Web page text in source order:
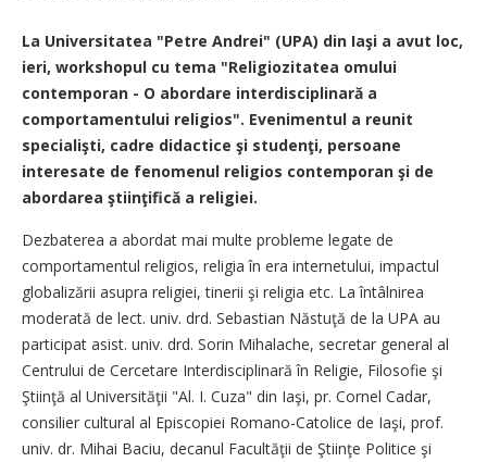
La Universitatea "Petre Andrei" (UPA) din Iaşi a avut loc,
ieri, workshopul cu tema "Religiozitatea omului
contemporan - O abordare interdisciplinară a
comportamentului religios". Evenimentul a reunit
specialişti, cadre didactice şi studenţi, persoane
interesate de fenomenul religios contemporan şi de
abordarea ştiinţifică a religiei.
Dezbaterea a abordat mai multe probleme legate de
comportamentul religios, religia în era internetului, impactul
globalizării asupra religiei, tinerii şi religia etc. La întâlnirea
moderată de lect. univ. drd. Sebastian Năstuţă de la UPA au
participat asist. univ. drd. Sorin Mihalache, secretar general al
Centrului de Cercetare Interdisciplinară în Religie, Filosofie şi
Ştiinţă al Universităţii "Al. I. Cuza" din Iaşi, pr. Cornel Cadar,
consilier cultural al Episcopiei Romano-Catolice de Iaşi, prof.
univ. dr. Mihai Baciu, decanul Facultăţii de Ştiinţe Politice şi